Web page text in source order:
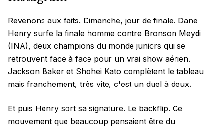
Revenons aux faits. Dimanche, jour de finale. Dane
Henry surfe la finale homme contre Bronson Meydi
(INA), deux champions du monde juniors qui se
retrouvent face à face pour un vrai show aérien.
Jackson Baker et Shohei Kato complètent le tableau
mais franchement, très vite, c'est un duel à deux.
Et puis Henry sort sa signature. Le backflip. Ce
mouvement que beaucoup pensaient être du